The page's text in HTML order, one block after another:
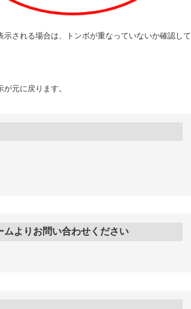
される場合は、トンボが重なっていないか確認して
元に戻ります。
ムよりお問い合わせください